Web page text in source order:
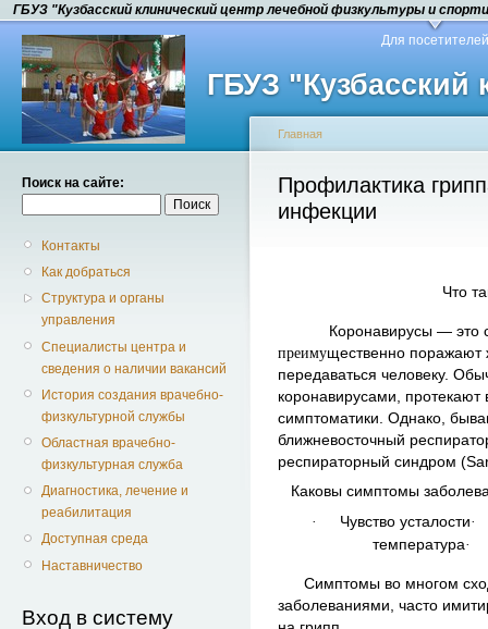
ГБУЗ "Кузбасский клинический центр лечебной физкультуры и
ГБУЗ
Для посетителей
Поиск на сайте:
Контакты
Как добраться
Структура и органы
управления
Специалисты центра и
сведения о наличии вакансий
История создания врачебно-
физкультурной службы
Областная врачебно-
физкультурная служба
Диагностика, лечение и
реабилитация
Доступная среда
Наставничество
Вход в систему
Главная
Профилактика
инфекции
Что
Коронавирусы — это
преимущественно поражают
передаваться человеку.
коронавирусами,
симптоматики. Однако,
ближневосточный
респираторный синдром (
Каковы симптомы
·
Чувство усталости·
температура·
Симптомы во многом
заболеваниями, часто